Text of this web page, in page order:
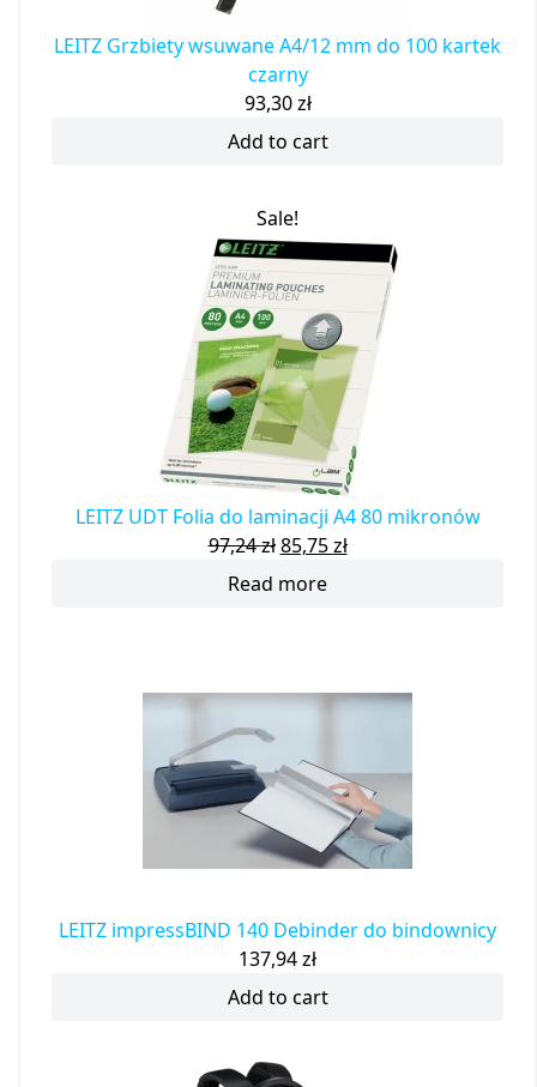
LEITZ Grzbiety wsuwane A4/12 mm do 100 kartek
czarny
93,30zł
Add to cart
Sale!
LEITZ UDT Folia do laminacji A4 80 mikronów
97,24zł 85,75zł
Read more
LEITZ impressBIND 140 Debinder do bindownicy
137,94zł
Add to cart